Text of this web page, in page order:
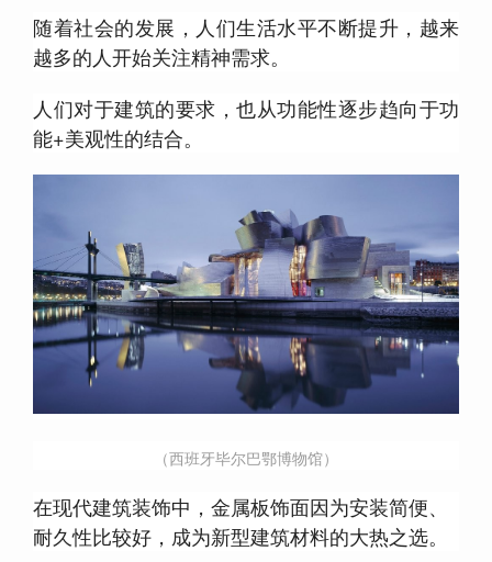
随着社会的发展，人们生活水平不断提升，越来
越多的人开始关注精神需求。
人们对于建筑的要求，也从功能性逐步趋向于功
能+美观性的结合。
（西班牙毕尔巴鄂博物馆）
在现代建筑装饰中，金属板饰面因为安装简便、
耐久性比较好，成为新型建筑材料的大热之选。